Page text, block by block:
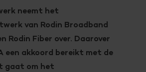
neemt het
van Rodin Broadband
Rodin Fiber over. Daarover
een akkoord bereikt met de
gaat om het